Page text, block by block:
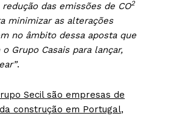
das emissões de CO2
minimizar as alterações
no âmbito dessa aposta que
Grupo Casais para lançar,
.
Secil são empresas de
construção em Portugal,